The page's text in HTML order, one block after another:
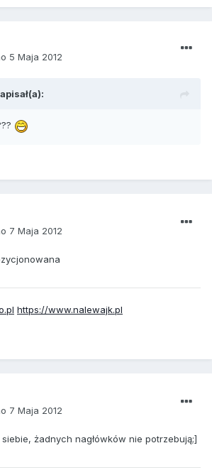
5 Maja 2012
7 Maja 2012
https://www.nalewajk.pl
7 Maja 2012
żadnych nagłówków nie potrzebują;]